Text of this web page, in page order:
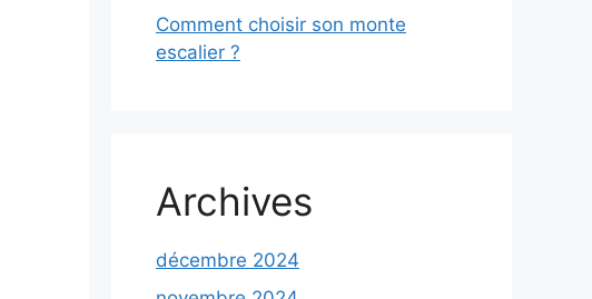
Comment choisir son monte
escalier ?
Archives
décembre 2024